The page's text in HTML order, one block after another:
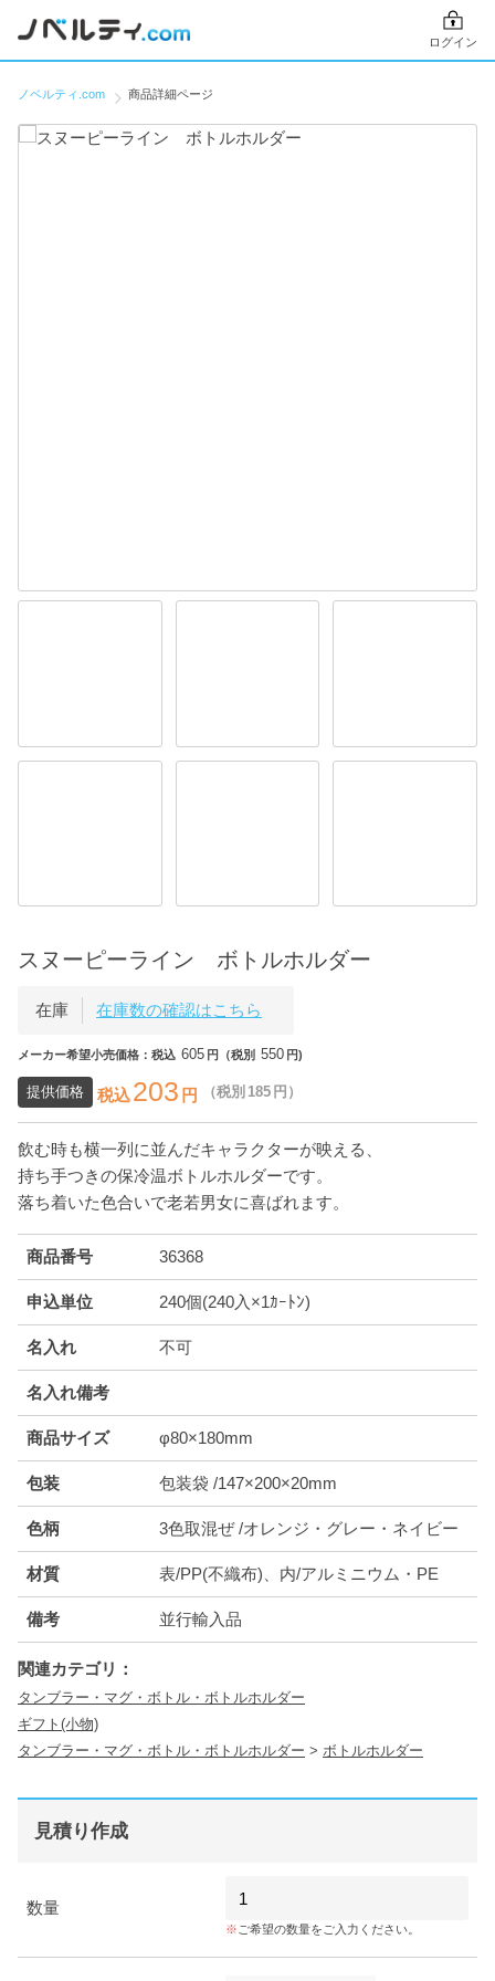
ログイン
ノベルティ.com 商品詳細ページ
スヌーピーライン ボトルホルダー
在庫 在庫数の確認はこちら
メーカー希望小売価格：税込 605 円（税別 550 円)
提供価格 税込203 円 （税別 185 円）
飲む時も横一列に並んだキャラクターが映える、
持ち手つきの保冷温ボトルホルダーです。
落ち着いた色合いで老若男女に喜ばれます。
商品番号 36368
申込単位 240個(240入×1ｶｰﾄﾝ)
名入れ 不可
名入れ備考
商品サイズ φ80×180mm
包装 包装袋 /147×200×20mm
色柄 3色取混ぜ /オレンジ・グレー・ネイビー
材質 表/PP(不織布)、内/アルミニウム・PE
備考 並行輸入品
関連カテゴリ：
タンブラー・マグ・ボトル・ボトルホルダー
ギフト(小物)
タンブラー・マグ・ボトル・ボトルホルダー > ボトルホルダー
見積り作成
数量
ご希望の数量をご入力ください。